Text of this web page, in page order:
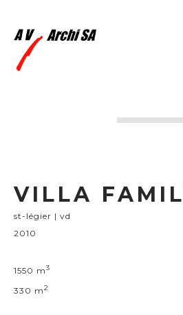
VILLA
st-légier | vd
2010
1550 m3
330 m2